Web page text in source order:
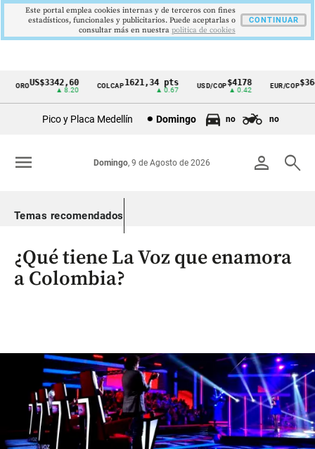
Cintillo
Colombia
OROUS$3342,60
▲ 8.20
COLCAP1621,34 pts
▲ 0.67
USD/COP$4178
▲ 0.42
EUR/COP$3648
Pico y Placa Medellín Domingo no no
person search
Domingo, 9 de Agosto de 2026
menu
Temas recomendados
¿Qué tiene La Voz que enamora
a Colombia?
Este portal emplea cookies internas y de terceros con fines
estadísticos, funcionales y publicitarios. Puede aceptarlas o
consultar más en nuestra politica de cookies
CONTINUAR